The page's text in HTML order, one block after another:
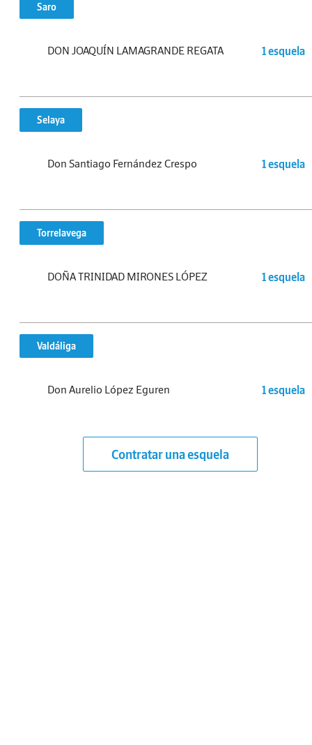
Saro
DON JOAQUÍN LAMAGRANDE REGATA 1 esquela
Selaya
Don Santiago Fernández Crespo 1 esquela
Torrelavega
DOÑA TRINIDAD MIRONES LÓPEZ 1 esquela
Valdáliga
Don Aurelio López Eguren 1 esquela
Contratar una esquela